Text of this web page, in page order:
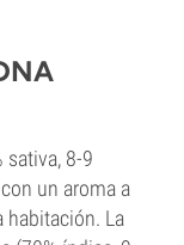
sativa, 8-9
un aroma a
habitación. La